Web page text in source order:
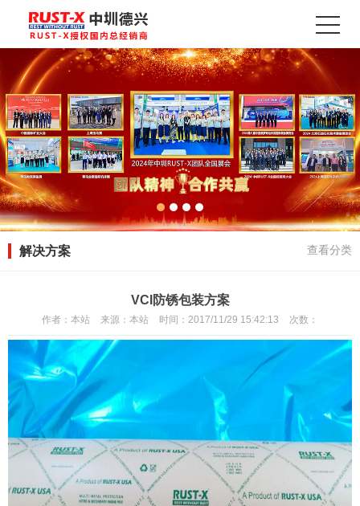
解决方案 查看分类
VCI防锈包装方案
作者： 本站 来源： 本站 时间： 2017/11/29 15:42:13 次数：